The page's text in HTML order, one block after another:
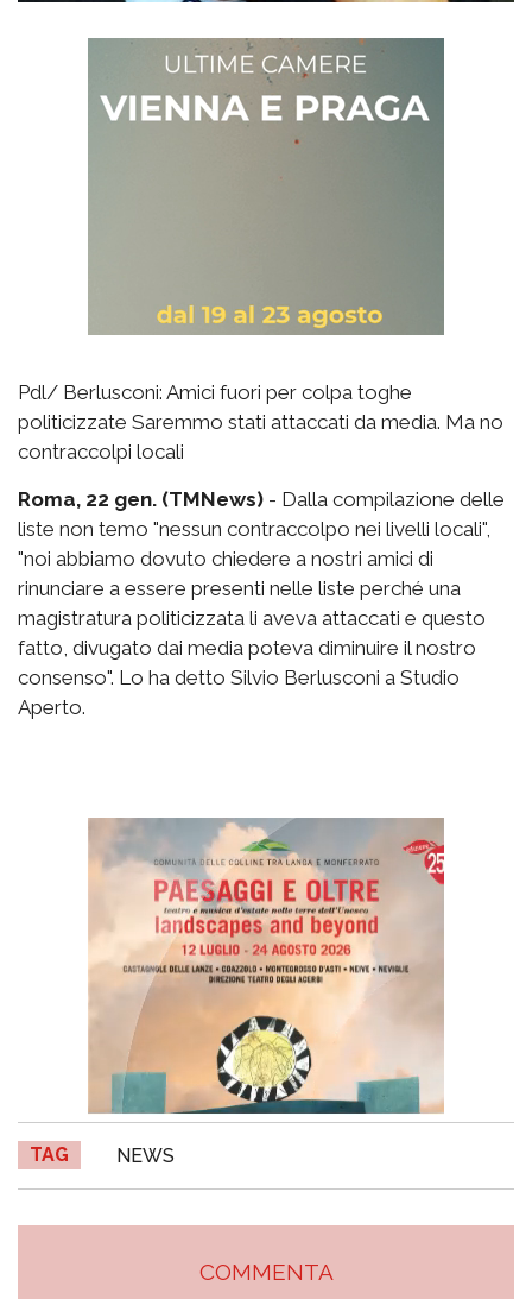
Pdl/ Berlusconi: Amici fuori per colpa toghe
politicizzate Saremmo stati attaccati da media. Ma no
contraccolpi locali
Roma, 22 gen. (TMNews) - Dalla compilazione delle
liste non temo "nessun contraccolpo nei livelli locali",
"noi abbiamo dovuto chiedere a nostri amici di
rinunciare a essere presenti nelle liste perché una
magistratura politicizzata li aveva attaccati e questo
fatto, divugato dai media poteva diminuire il nostro
consenso". Lo ha detto Silvio Berlusconi a Studio
Aperto.
TAG NEWS
COMMENTA